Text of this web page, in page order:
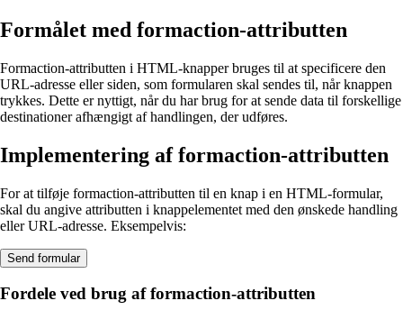
Formålet med formaction-attributten
Formaction-attributten i HTML-knapper bruges til at specificere den
URL-adresse eller siden, som formularen skal sendes til, når knappen
trykkes. Dette er nyttigt, når du har brug for at sende data til forskellige
destinationer afhængigt af handlingen, der udføres.
Implementering af formaction-attributten
For at tilføje formaction-attributten til en knap i en HTML-formular,
skal du angive attributten i knappelementet med den ønskede handling
eller URL-adresse. Eksempelvis:
Send formular
Fordele ved brug af formaction-attributten